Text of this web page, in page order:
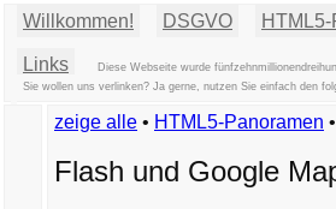
Willkommen! DSGVO
Links
Diese Webseite wurde
Sie wollen uns verlinken? Ja gerne, nutzen Sie einfach den
zeige alle • HTML5-Panoramen •
Flash und Google